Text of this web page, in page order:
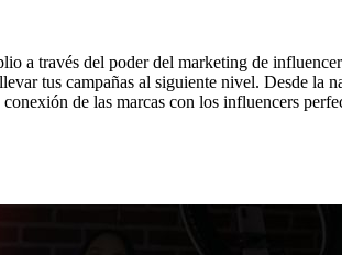
a través del poder del marketing de
tus campañas al siguiente nivel. Desde la
de las marcas con los influencers